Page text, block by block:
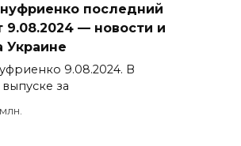
последний
9.08.2024 — новости и
Украине
9.08.2024. В
за